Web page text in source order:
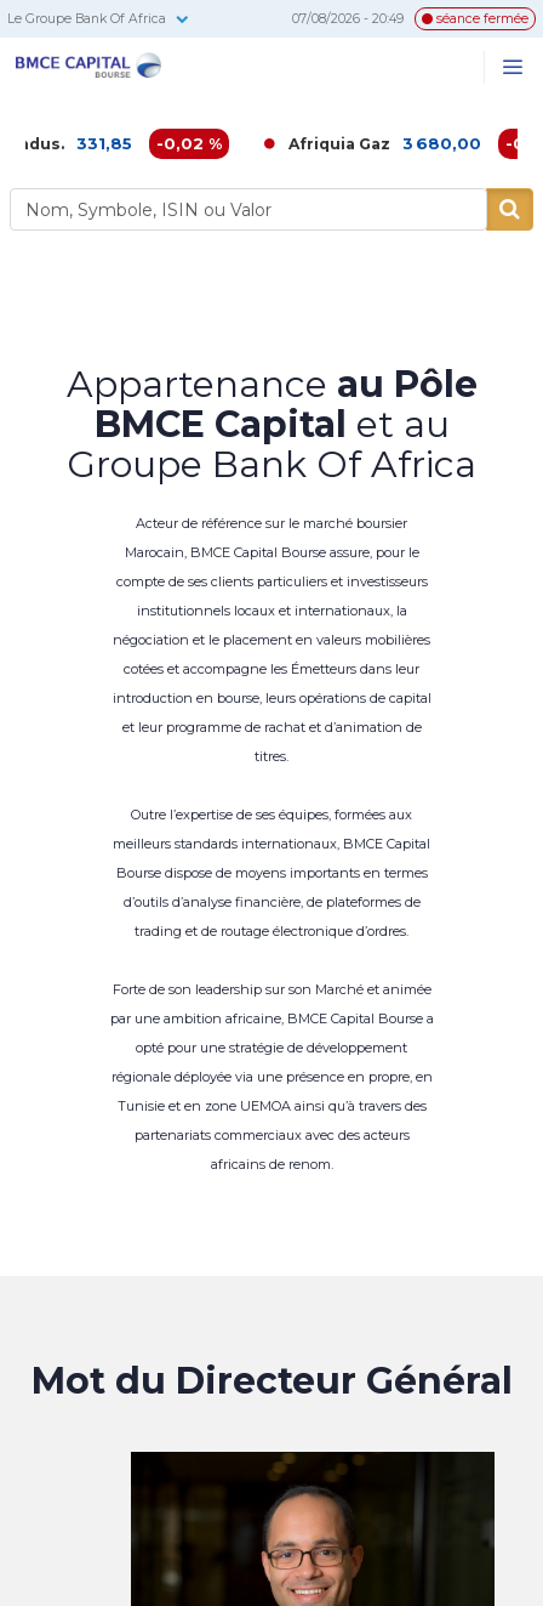
Le Groupe Bank Of Africa 07/08/2026 - 20:49 séance fermée
-0,02 % Afriquia Gaz 3 680,00 -0,16 %
Appartenance au Pôle
BMCE Capital et au
Groupe Bank Of Africa
Acteur de référence sur le marché boursier
Marocain, BMCE Capital Bourse assure, pour le
compte de ses clients particuliers et investisseurs
institutionnels locaux et internationaux, la
négociation et le placement en valeurs mobilières
cotées et accompagne les Émetteurs dans leur
introduction en bourse, leurs opérations de capital
et leur programme de rachat et d’animation de
titres.
Outre l’expertise de ses équipes, formées aux
meilleurs standards internationaux, BMCE Capital
Bourse dispose de moyens importants en termes
d’outils d’analyse financière, de plateformes de
trading et de routage électronique d’ordres.
Forte de son leadership sur son Marché et animée
par une ambition africaine, BMCE Capital Bourse a
opté pour une stratégie de développement
régionale déployée via une présence en propre, en
Tunisie et en zone UEMOA ainsi qu’à travers des
partenariats commerciaux avec des acteurs
africains de renom.
Mot du Directeur Général